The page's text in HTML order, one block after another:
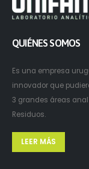
QUIÉNES SOMOS
Es una empresa
innovador que
3 grandes áreas
Residuos.
LEER MÁS